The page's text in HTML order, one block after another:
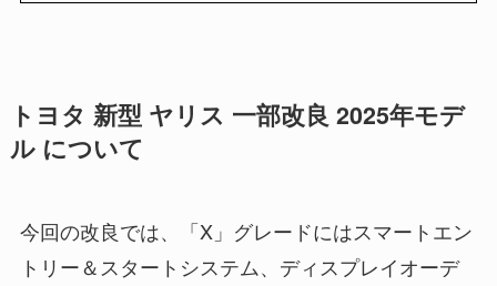
トヨタ 新型 ヤリス 一部改良 2025年モデ
ル について
今回の改良では、「X」グレードにはスマートエン
トリー＆スタートシステム、ディスプレイオーデ